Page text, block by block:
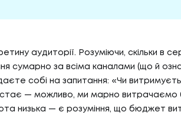
аудиторії. Розуміючи, скільки в
сумарно за всіма каналами (що й
собі на запитання: «Чи
— можливо, ми марно витрачаємо
низька — є розуміння, що бюджет